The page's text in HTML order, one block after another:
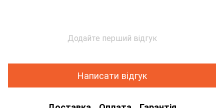
Додайте перший відгук
Написати відгук